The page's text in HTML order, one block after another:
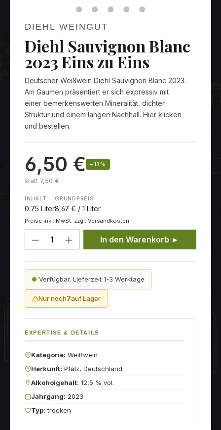
DIEHL WEINGUT
Diehl Sauvignon Blanc
2023 Eins zu Eins
Deutscher Weißwein Diehl Sauvignon Blanc 2023.
Am Gaumen präsentiert er sich expressiv mit
einer bemerkenswerten Mineralität, dichter
Struktur und einem langen Nachhall. Hier klicken
und bestellen.
6,50 € −13%
statt 7,50 €
INHALT:
0.75 Liter
GRUNDPREIS
8,67 € / 1 Liter
Preise inkl. MwSt. zzgl. Versandkosten.
Produkt Anzahl: Gib den
In den Warenkorb ►
Verfügbar. Lieferzeit 1-3 Werktage
Nur noch7auf Lager
EXPERTISE & DETAILS
Kategorie: Weißwein
Herkunft: Pfalz, Deutschland
Alkoholgehalt: 12,5 % vol.
Jahrgang: 2023
Typ: trocken